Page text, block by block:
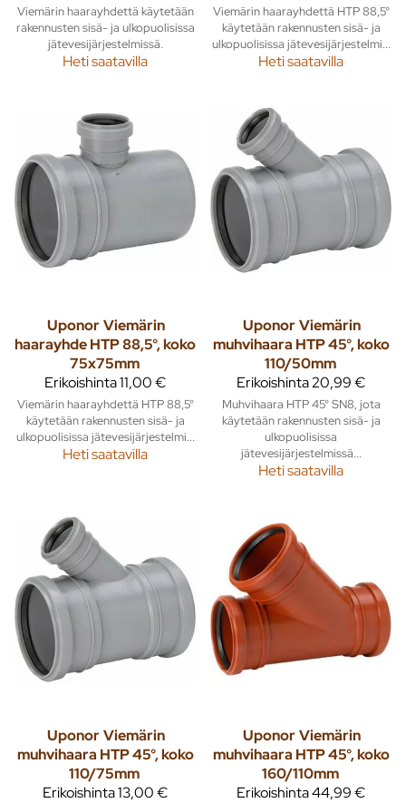
Viemärin haarayhdettä käytetään
rakennusten sisä- ja ulkopuolisissa
jätevesijärjestelmissä.
Heti saatavilla
Viemärin haarayhdettä HTP 88,5°
käytetään rakennusten sisä- ja
ulkopuolisissa jätevesijärjestelmi...
Heti saatavilla
UponorViemärin
haarayhde HTP 88,5°, koko
75x75mm
Erikoishinta11,00 €
Viemärin haarayhdettä HTP 88,5°
käytetään rakennusten sisä- ja
ulkopuolisissa jätevesijärjestelmi...
Heti saatavilla
UponorViemärin
muhvihaara HTP 45°, koko
110/50mm
Erikoishinta20,99 €
Muhvihaara HTP 45° SN8, jota
käytetään rakennusten sisä- ja
ulkopuolisissa
jätevesijärjestelmissä...
Heti saatavilla
UponorViemärin
muhvihaara HTP 45°, koko
110/75mm
Erikoishinta13,00 €
UponorViemärin
muhvihaara HTP 45°, koko
160/110mm
Erikoishinta44,99 €